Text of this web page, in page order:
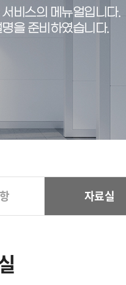
비스의 메뉴얼입니다.
을 준비하였습니다.
자료실